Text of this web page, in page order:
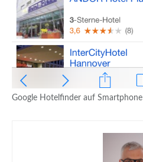
Google Hotelfinder auf Smartphone